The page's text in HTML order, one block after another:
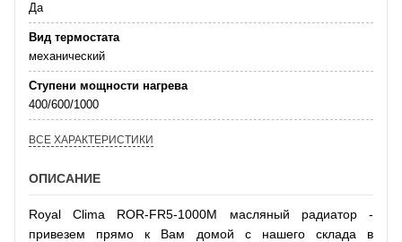
Да
Вид термостата
механический
Ступени мощности нагрева
400/600/1000
ВСЕ ХАРАКТЕРИСТИКИ
ОПИСАНИЕ
Royal Clima ROR-FR5-1000M масляный радиатор -
привезем прямо к Вам домой с нашего склада в